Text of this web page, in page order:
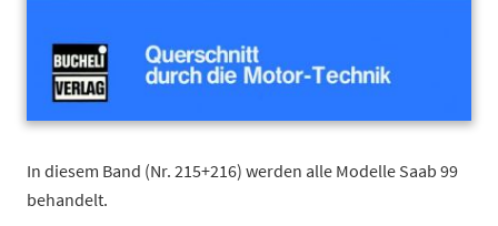
In diesem Band (Nr. 215+216) werden alle Modelle Saab 99
behandelt.